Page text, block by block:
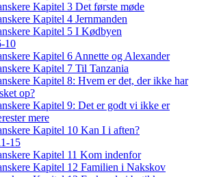
Kapitel 3 Det første møde
Kapitel 4 Jernmanden
Kapitel 5 I Kødbyen
10
Kapitel 6 Annette og Alexander
Kapitel 7 Til Tanzania
Kapitel 8: Hvem er det, der ikke har
op?
Kapitel 9: Det er godt vi ikke er
mere
Kapitel 10 Kan I i aften?
15
Kapitel 11 Kom indenfor
Kapitel 12 Familien i Nakskov